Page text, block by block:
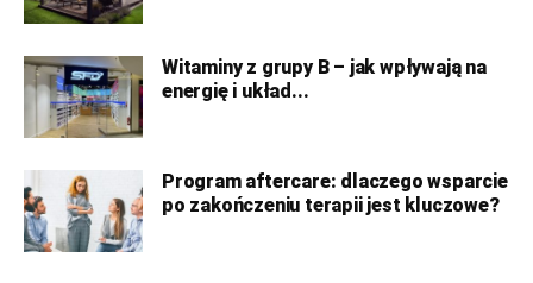
Witaminy z grupy B – jak wpływają na
energię i układ...
Program aftercare: dlaczego wsparcie
po zakończeniu terapii jest kluczowe?